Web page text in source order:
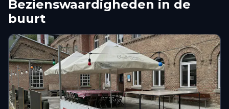
Bezienswaardigheden in de
buurt